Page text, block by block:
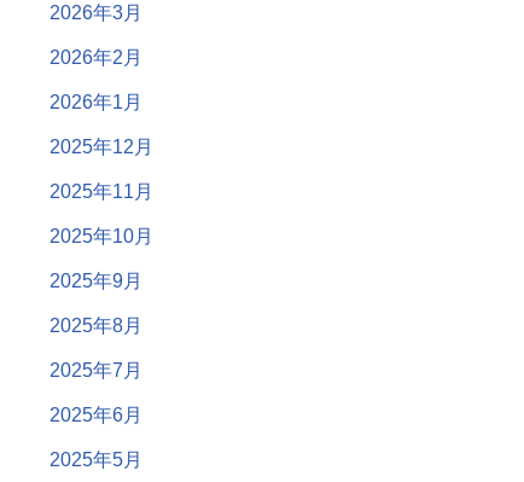
2026年3月
2026年2月
2026年1月
2025年12月
2025年11月
2025年10月
2025年9月
2025年8月
2025年7月
2025年6月
2025年5月